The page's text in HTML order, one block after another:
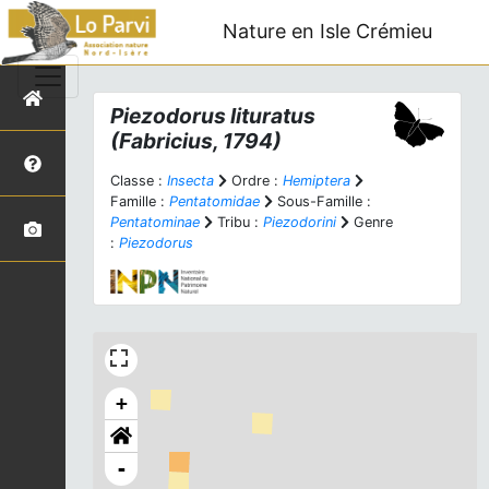
Nature en Isle Crémieu
Piezodorus lituratus
(Fabricius, 1794)
Classe : Insecta Ordre : Hemiptera
Famille : Pentatomidae
Sous-Famille :
Pentatominae
Tribu : Piezodorini
Genre
: Piezodorus
+
-